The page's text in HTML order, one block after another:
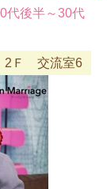
代後半～30代
2Ｆ 交流室6